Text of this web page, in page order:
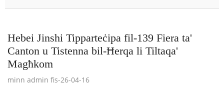
Hebei Jinshi Tipparteċipa fil-139 Fiera ta'
Canton u Tistenna bil-Ħerqa li Tiltaqa'
Magħkom
minn admin fis-26-04-16